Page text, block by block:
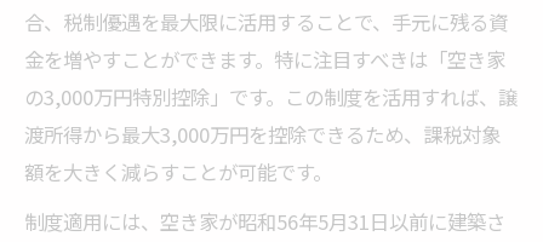
合、税制優遇を最大限に活用することで、手元に残る資
金を増やすことができます。特に注目すべきは「空き家
の3,000万円特別控除」です。この制度を活用すれば、譲
渡所得から最大3,000万円を控除できるため、課税対象
額を大きく減らすことが可能です。
制度適用には、空き家が昭和56年5月31日以前に建築さ